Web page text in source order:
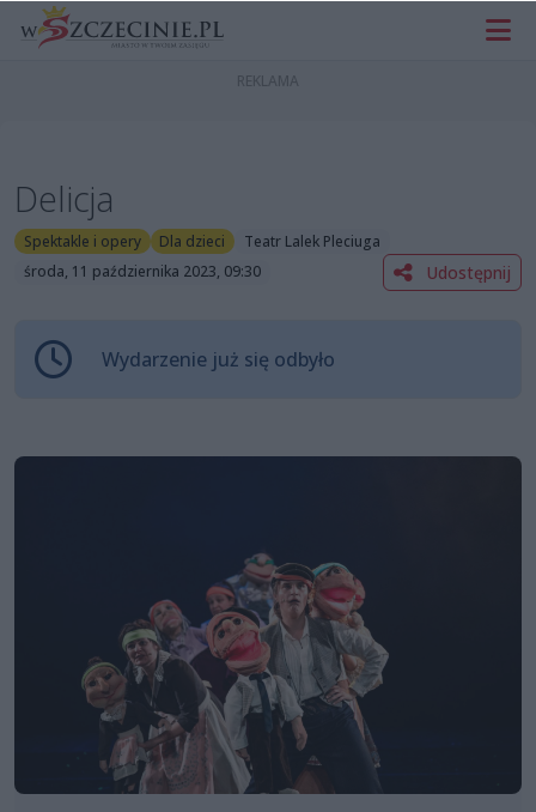
Delicja
Spektakle i opery Dla dzieci
Teatr Lalek Pleciuga
środa, 11 października 2023, 09:30
Udostępnij
Wydarzenie już się odbyło